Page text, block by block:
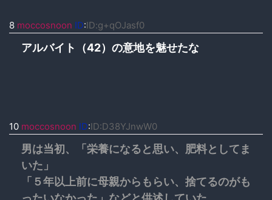
8 moccosnoon ID:ID:g+qOJasf0
アルバイト（42）の意地を魅せたな
10 moccosnoon ID:ID:D38YJnwW0
男は当初、「栄養になると思い、肥料としてま
いた」
「５年以上前に母親からもらい、捨てるのがも